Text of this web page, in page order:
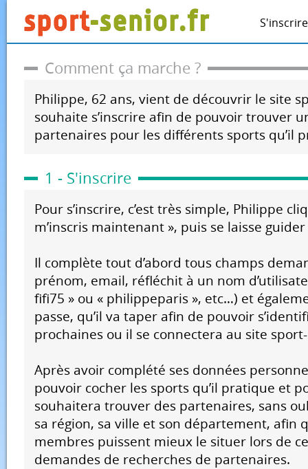
S'inscrire
Comment ça marche ?
Philippe, 62 ans, vient de découvrir le site
souhaite s’inscrire afin de pouvoir trouver
partenaires pour les différents sports qu’il
1 - S'inscrire
Pour s’inscrire, c’est très simple, Philippe
m’inscris maintenant », puis se laisse guider
Il complète tout d’abord tous champs
prénom, email, réfléchit à un nom
fifi75 » ou « philippeparis », etc…) et
passe, qu’il va taper afin de pouvoir
prochaines ou il se connectera au site
Après avoir complété ses données
pouvoir cocher les sports qu’il pratique et
souhaitera trouver des partenaires, sans
sa région, sa ville et son département, afin
membres puissent mieux le situer lors de
demandes de recherches de partenaires.